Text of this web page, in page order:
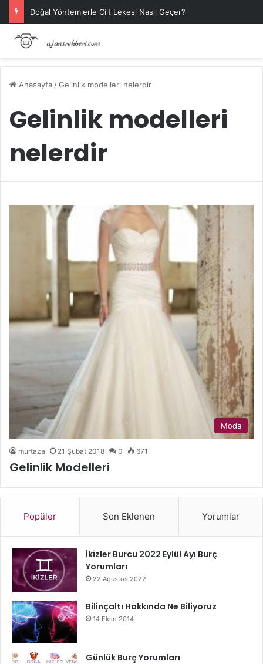
Doğal Yöntemlerle Cilt Lekesi Nasıl Geçer?
Anasayfa /Gelinlik modelleri nelerdir
Gelinlik modelleri
nelerdir
Moda
murtaza 21 Şubat 2018 0 671
Gelinlik Modelleri
Popüler Son Eklenen Yorumlar
İkizler Burcu 2022 Eylül Ayı Burç
Yorumları
22 Ağustos 2022
Bilinçaltı Hakkında Ne Biliyoruz
14 Ekim 2014
Günlük Burç Yorumları